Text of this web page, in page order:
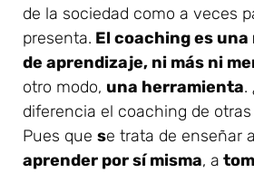
de la sociedad como a veces
presenta. El coaching es
de aprendizaje, ni más ni
otro modo, una herramienta.
diferencia el coaching de
Pues que se trata de enseñar
aprender por sí misma, a